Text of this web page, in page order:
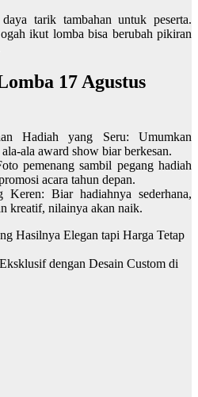
tarik tambahan untuk peserta.
ikut lomba bisa berubah pikiran
17 Agustus
Hadiah yang Seru: Umumkan
ala award show biar berkesan.
pemenang sambil pegang hadiah
acara tahun depan.
Keren: Biar hadiahnya sederhana,
kreatif, nilainya akan naik.
Hasilnya Elegan tapi Harga Tetap
dengan Desain Custom di